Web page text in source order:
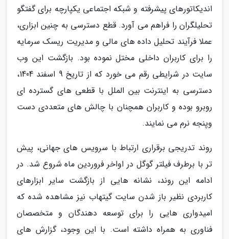
اندیکاتورهای پیشرفته و شبکه اجتماعی یکپارچه برای گفتگو
تحلیلگران را فراهم می آورد. قطع دسترسی به چنین ابزاری،
عملا فرآیند تحلیل داده های مالی و مدیریت ریسک سرمایه
را برای کاربران داخلی مختل نموده بود. بازگشت این وب
سایت در شرایطی رقم می خورد که از تاریخ 9 اسفند 1404،
دسترسی به اینترنت بین الملل با قطعی های گسترده ای
روبرو بوده و کاربران همچنان با چالش های متعددی دست
وپنجه نرم می نمایند.
روند تدریجی برقراری ارتباط با سرویس های جهانی، پیش
تر با برطرف فیلتر گوگل در اواخر فروردین ماه شروع شد. در
ادامه این روند، نشانه هایی از بازگشت سایر ابزارهای
کاربردی نظیر باز شدن سایت گیتهاب نیز مشاهده شده که
امیدواری هایی را برای توسعه دهندگان و متخصصان
فناوری به همراه داشته است. با این وجود، گزارش های